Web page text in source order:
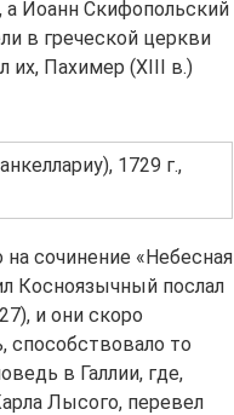
а Иоанн Скифопольский
в греческой церкви
Пахимер (XIII в.)
1729 г.,
сочинение «Небесная
Косноязычный послал
и они скоро
способствовало то
в Галлии, где,
Лысого, перевел